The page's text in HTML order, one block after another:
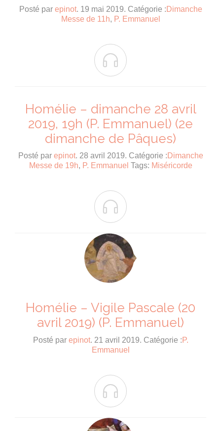
Posté par epinot. 19 mai 2019. Catégorie : Dimanche
Messe de 11h, P. Emmanuel

Homélie – dimanche 28 avril
2019, 19h (P. Emmanuel) (2e
dimanche de Pâques)
Posté par epinot. 28 avril 2019. Catégorie : Dimanche
Messe de 19h, P. Emmanuel Tags: Miséricorde

Homélie – Vigile Pascale (20
avril 2019) (P. Emmanuel)
Posté par epinot. 21 avril 2019. Catégorie : P.
Emmanuel
